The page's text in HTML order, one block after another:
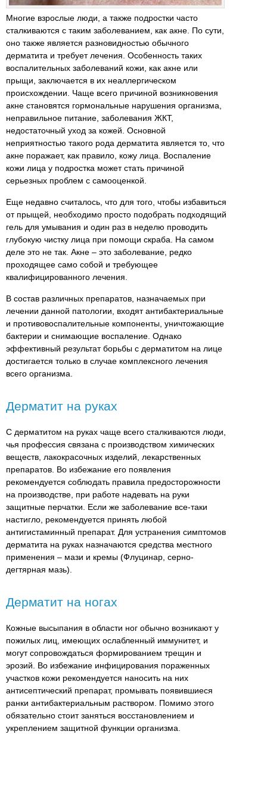
Многие взрослые люди, а также подростки часто
сталкиваются с таким заболеванием, как акне. По сути,
оно также является разновидностью обычного
дерматита и требует лечения. Особенность таких
воспалительных заболеваний кожи, как акне или
прыщи, заключается в их неаллергическом
происхождении. Чаще всего причиной возникновения
акне становятся гормональные нарушения организма,
неправильное питание, заболевания ЖКТ,
недостаточный уход за кожей. Основной
неприятностью такого рода дерматита является то, что
акне поражает, как правило, кожу лица. Воспаление
кожи лица у подростка может стать причиной
серьезных проблем с самооценкой.
Еще недавно считалось, что для того, чтобы избавиться
от прыщей, необходимо просто подобрать подходящий
гель для умывания и один раз в неделю проводить
глубокую чистку лица при помощи скраба. На самом
деле это не так. Акне – это заболевание, редко
проходящее само собой и требующее
квалифицированного лечения.
В состав различных препаратов, назначаемых при
лечении данной патологии, входят антибактериальные
и противовоспалительные компоненты, уничтожающие
бактерии и снимающие воспаление. Однако
эффективный результат борьбы с дерматитом на лице
достигается только в случае комплексного лечения
всего организма.
Дерматит на руках
С дерматитом на руках чаще всего сталкиваются люди,
чья профессия связана с производством химических
веществ, лакокрасочных изделий, лекарственных
препаратов. Во избежание его появления
рекомендуется соблюдать правила предосторожности
на производстве, при работе надевать на руки
защитные перчатки. Если же заболевание все-таки
настигло, рекомендуется принять любой
антигистаминный препарат. Для устранения симптомов
дерматита на руках назначаются средства местного
применения – мази и кремы (Флуцинар, серно-
дегтярная мазь).
Дерматит на ногах
Кожные высыпания в области ног обычно возникают у
пожилых лиц, имеющих ослабленный иммунитет, и
могут сопровождаться формированием трещин и
эрозий. Во избежание инфицирования пораженных
участков кожи рекомендуется наносить на них
антисептический препарат, промывать появившиеся
ранки антибактериальным раствором. Помимо этого
обязательно стоит заняться восстановлением и
укреплением защитной функции организма.